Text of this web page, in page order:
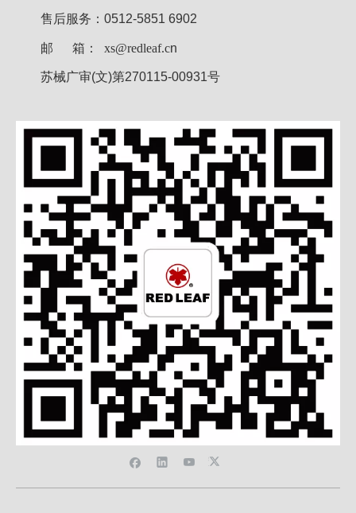
售后服务：0512-5851 6902
邮 箱： xs@redleaf.cn
苏械广审(文)第270115-00931号